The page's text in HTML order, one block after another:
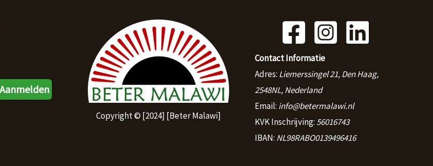
Copyright © [2024] [Beter Malawi]
Contact Informatie
Adres: Liemerssingel 21, Den Haag,
2548NL, Nederland
Email: info@betermalawi.nl
KVK Inschrijving: 56016743
IBAN: NL98RABO0139496416